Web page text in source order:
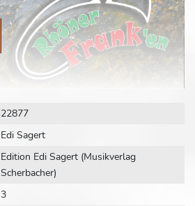
22877
Edi Sagert
Edition Edi Sagert (Musikverlag
Scherbacher)
3